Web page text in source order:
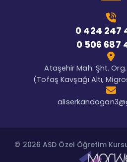
0 424 247
0 506 687
Ataşehir Mah. Şht. Org.
(Tofaş Kavşağı Altı,
© 2026 ASD Özel Öğretim